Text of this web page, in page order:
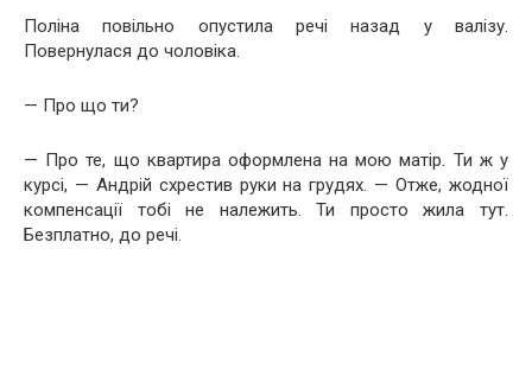
Поліна повільно опустила речі назад у валізу.
Повернулася до чоловіка.
— Про що ти?
— Про те, що квартира оформлена на мою матір. Ти ж у
курсі, — Андрій схрестив руки на грудях. — Отже, жодної
компенсації тобі не належить. Ти просто жила тут.
Безплатно, до речі.